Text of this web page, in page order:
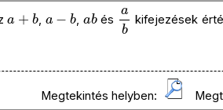
b
,
b
,
b
és
ab
kifejezések
Megtekintés helyben: